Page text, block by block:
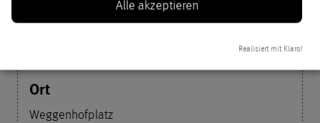
Weggenhofplatz
Alle akzeptieren
Realisiert mit Klaro!